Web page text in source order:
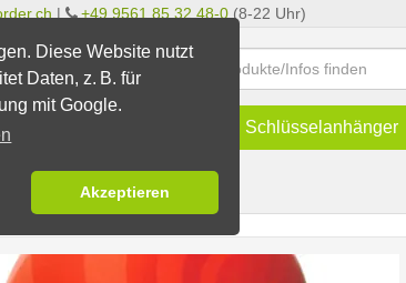
Diese Website nutzt
Daten, z. B. für
mit Google.
Akzeptieren
| +49 9561 85 32 48-0 (8-22 Uhr)
Schlüsselanhänger
Nadelbuttons